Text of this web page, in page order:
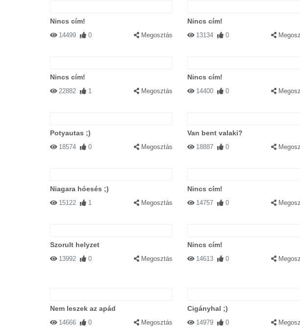
Nincs cím!
14499 0 Megosztás
Nincs cím!
13134 0
Nincs cím!
22882 1 Megosztás
Nincs cím!
14400 0
Potyautas ;)
18574 0 Megosztás
Van bent valaki?
18887 0
Niagara hóesés ;)
15122 1 Megosztás
Nincs cím!
14757 0
Szorult helyzet
13992 0 Megosztás
Nincs cím!
14613 0
Nem leszek az apád
14666 0 Megosztás
Cigányhal ;)
14979 0